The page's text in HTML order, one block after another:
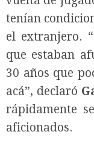
tenían
el extranjero.
que estaban
30 años que
acá”, declaró
rápidamente
aficionados.